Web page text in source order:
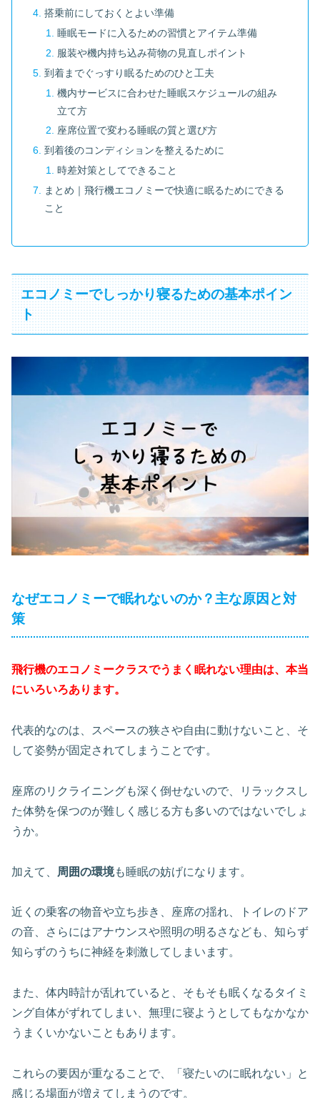
搭乗前にしておくとよい準備
睡眠モードに入るための習慣とアイテム準備
服装や機内持ち込み荷物の見直しポイント
到着までぐっすり眠るためのひと工夫
機内サービスに合わせた睡眠スケジュールの組み
立て方
座席位置で変わる睡眠の質と選び方
到着後のコンディションを整えるために
時差対策としてできること
まとめ｜飛行機エコノミーで快適に眠るためにできる
こと
エコノミーでしっかり寝るための基本ポイン
ト
なぜエコノミーで眠れないのか？主な原因と対
策
飛行機のエコノミークラスでうまく眠れない理由は、本当
にいろいろあります。
代表的なのは、スペースの狭さや自由に動けないこと、そ
して姿勢が固定されてしまうことです。
座席のリクライニングも深く倒せないので、リラックスし
た体勢を保つのが難しく感じる方も多いのではないでしょ
うか。
加えて、 周囲の環境も睡眠の妨げになります。
近くの乗客の物音や立ち歩き、座席の揺れ、トイレのドア
の音、さらにはアナウンスや照明の明るさなども、知らず
知らずのうちに神経を刺激してしまいます。
また、体内時計が乱れていると、そもそも眠くなるタイミ
ング自体がずれてしまい、無理に寝ようとしてもなかなか
うまくいかないこともあります。
これらの要因が重なることで、「寝たいのに眠れない」と
感じる場面が増えてしまうのです。